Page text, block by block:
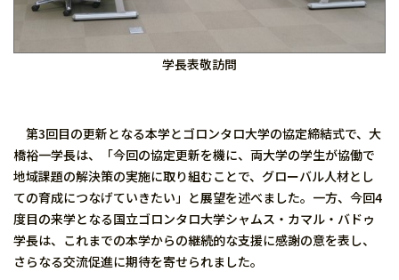
学長表敬訪問
第3回目の更新となる本学とゴロンタロ大学の協定締結式で、大
橋裕一学長は、「今回の協定更新を機に、両大学の学生が協働で
地域課題の解決策の実施に取り組むことで、グローバル人材とし
ての育成につなげていきたい」と展望を述べました。一方、今回4
度目の来学となる国立ゴロンタロ大学シャムス・カマル・バドゥ
学長は、これまでの本学からの継続的な支援に感謝の意を表し、
さらなる交流促進に期待を寄せられました。